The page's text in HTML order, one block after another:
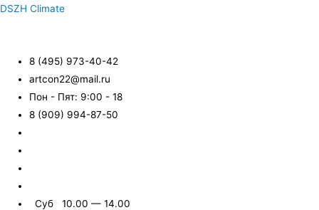
DSZH Climate
8 (495) 973-40-42
artcon22@mail.ru
Пон - Пят: 9:00 - 18
8 (909) 994-87-50
Суб 10.00 — 14.00